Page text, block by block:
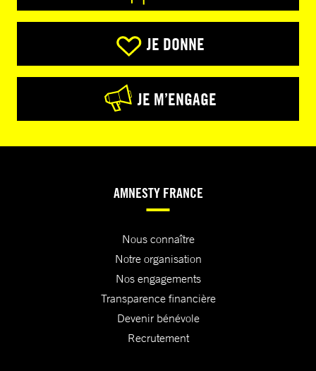
JE DONNE
JE M’ENGAGE
AMNESTY FRANCE
Nous connaître
Notre organisation
Nos engagements
Transparence financière
Devenir bénévole
Recrutement